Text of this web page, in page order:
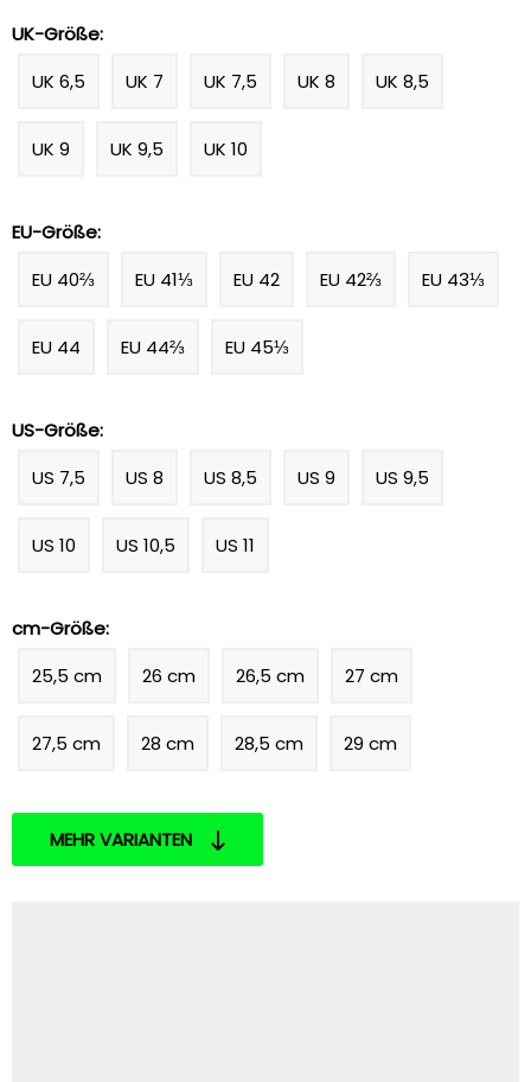
UK-Größe:
UK 6,5
UK 7 UK 7,5 UK 8 UK 8,5
UK 9 UK 9,5 UK 10
EU-Größe:
EU 40⅔
EU 41⅓ EU 42 EU 42⅔ EU 43⅓
EU 44 EU 44⅔ EU 45⅓
US-Größe:
US 7,5
US 8 US 8,5 US 9 US 9,5
US 10 US 10,5 US 11
cm-Größe:
25,5 cm
26 cm 26,5 cm 27 cm
27,5 cm 28 cm 28,5 cm 29 cm
MEHR VARIANTEN